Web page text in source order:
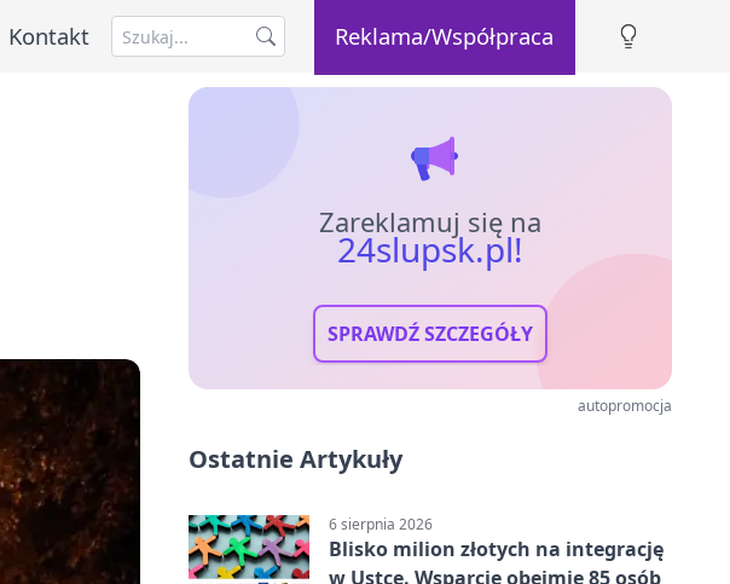
Kontakt Reklama/Współpraca
Zareklamuj się na
24slupsk.pl!
SPRAWDŹ SZCZEGÓŁY
autopromocja
Ostatnie Artykuły
6 sierpnia 2026
Blisko milion złotych na integrację
w Ustce. Wsparcie obejmie 85 osób